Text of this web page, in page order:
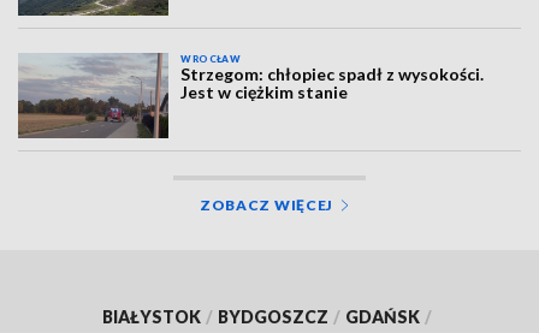
WROCŁAW
Strzegom: chłopiec spadł z wysokości.
Jest w ciężkim stanie
ZOBACZ WIĘCEJ
BIAŁYSTOK / BYDGOSZCZ / GDAŃSK /